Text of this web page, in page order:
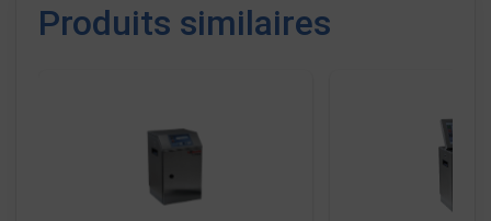
Produits similaires